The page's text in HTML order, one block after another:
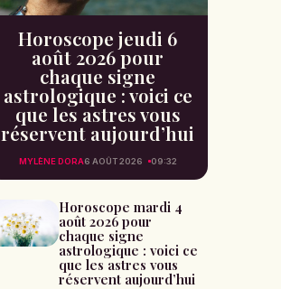
Horoscope jeudi 6
août 2026 pour
chaque signe
astrologique : voici ce
que les astres vous
réservent aujourd’hui
MYLÈNE DORA6 AOÛT 2026 09:32
Horoscope mardi 4
août 2026 pour
chaque signe
astrologique : voici ce
que les astres vous
réservent aujourd’hui